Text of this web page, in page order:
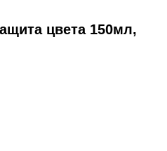
цвета 150мл,